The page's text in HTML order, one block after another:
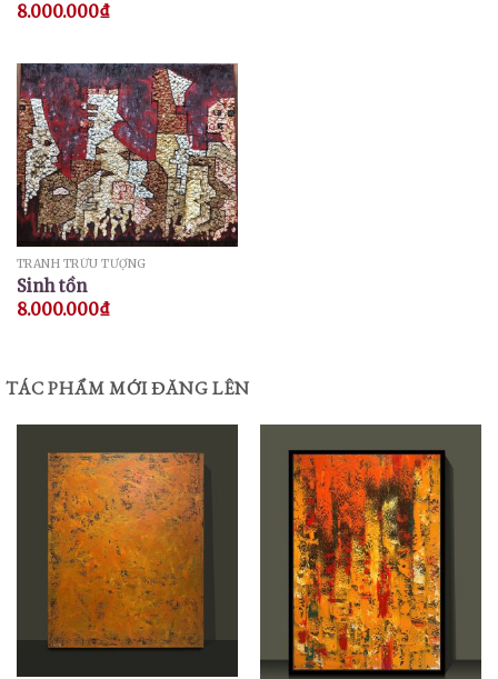
8.000.000₫
TRANH TRỪU TƯỢNG
Sinh tồn
8.000.000₫
TÁC PHẨM MỚI ĐĂNG LÊN